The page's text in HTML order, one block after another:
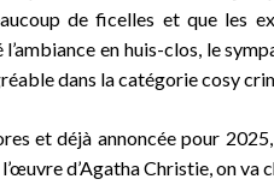
de ficelles et que les
l’ambiance en huis-clos, le
dans la catégorie cosy
et déjà annoncée pour
d’Agatha Christie, on va